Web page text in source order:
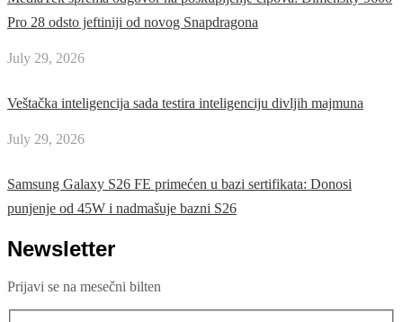
Pro 28 odsto jeftiniji od novog Snapdragona
July 29, 2026
Veštačka inteligencija sada testira inteligenciju divljih majmuna
July 29, 2026
Samsung Galaxy S26 FE primećen u bazi sertifikata: Donosi
punjenje od 45W i nadmašuje bazni S26
Newsletter
Prijavi se na mesečni bilten